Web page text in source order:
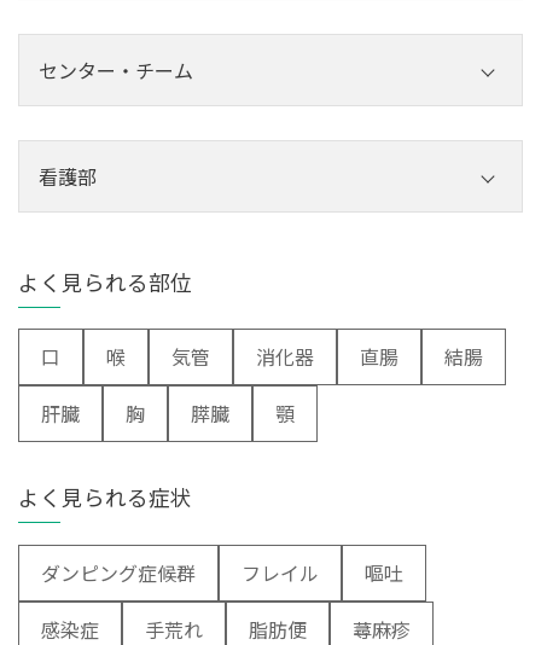
外科
その他診療科
センター・チーム
チーム
看護部
よく見られる部位
口 喉 気管 消化器 直腸
結腸
肝臓
胸 膵臓 顎
よく見られる症状
ダンピング症候群 フレイル
嘔吐
感染症
手荒れ 脂肪便
蕁麻疹